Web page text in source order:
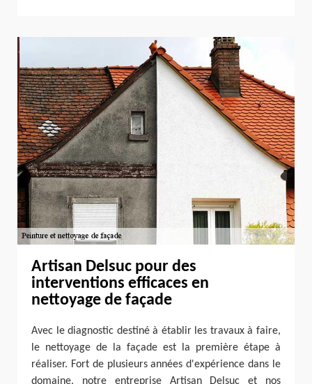
Artisan Delsuc pour des
interventions efficaces en
nettoyage de façade
Avec le diagnostic destiné à établir les travaux à faire,
le nettoyage de la façade est la première étape à
réaliser. Fort de plusieurs années d'expérience dans le
domaine, notre entreprise Artisan Delsuc et nos